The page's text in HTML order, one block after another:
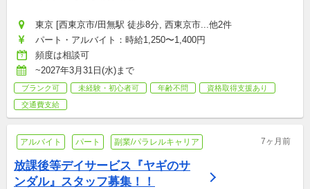
東京 [西東京市/田無駅 徒歩8分, 西東京市...他2件
パート・アルバイト：時給1,250〜1,400円
頻度は相談可
~2027年3月31日(水)まで
ブランク可 未経験・初心者可 年齢不問
資格取得支援あり
交通費支給
アルバイト パート 副業/パラレルキャリア 7ヶ月前
放課後等デイサービス『ヤギのサ
ンダル』スタッフ募集！！